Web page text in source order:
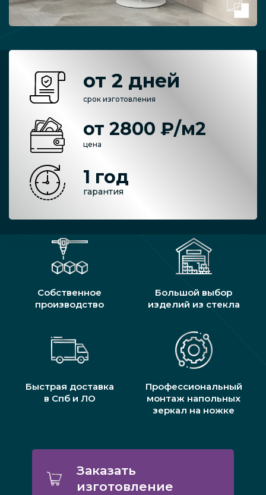
от 2 дней
срок изготовления
от 2800 ₽/м2
цена
1 год
гарантия
Собственное
производство
Большой выбор
изделий из стекла
Быстрая доставка
в Спб и ЛО
Профессиональный
монтаж напольных
зеркал на ножке
Заказать
изготовление